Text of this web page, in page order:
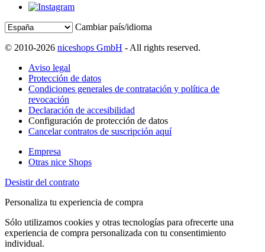
Cambiar país/idioma
© 2010-2026 niceshops GmbH - All rights reserved.
Aviso legal
Protección de datos
Condiciones generales de contratación y política de
revocación
Declaración de accesibilidad
Configuración de protección de datos
Cancelar contratos de suscripción aquí
Empresa
Otras nice Shops
Desistir del contrato
Personaliza tu experiencia de compra
Sólo utilizamos cookies y otras tecnologías para ofrecerte una
experiencia de compra personalizada con tu consentimiento
individual.